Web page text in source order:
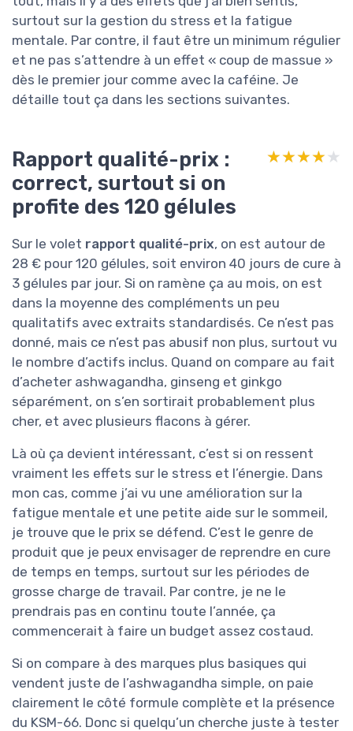
surtout sur la gestion du stress et la fatigue
mentale. Par contre, il faut être un minimum régulier
et ne pas s’attendre à un effet « coup de massue »
dès le premier jour comme avec la caféine. Je
détaille tout ça dans les sections suivantes.
Rapport qualité-prix :
correct, surtout si on
profite des 120 gélules
★★★★★
★★★★★
Sur le volet rapport qualité-prix, on est autour de
28 € pour 120 gélules, soit environ 40 jours de cure à
3 gélules par jour. Si on ramène ça au mois, on est
dans la moyenne des compléments un peu
qualitatifs avec extraits standardisés. Ce n’est pas
donné, mais ce n’est pas abusif non plus, surtout vu
le nombre d’actifs inclus. Quand on compare au fait
d’acheter ashwagandha, ginseng et ginkgo
séparément, on s’en sortirait probablement plus
cher, et avec plusieurs flacons à gérer.
Là où ça devient intéressant, c’est si on ressent
vraiment les effets sur le stress et l’énergie. Dans
mon cas, comme j’ai vu une amélioration sur la
fatigue mentale et une petite aide sur le sommeil,
je trouve que le prix se défend. C’est le genre de
produit que je peux envisager de reprendre en cure
de temps en temps, surtout sur les périodes de
grosse charge de travail. Par contre, je ne le
prendrais pas en continu toute l’année, ça
commencerait à faire un budget assez costaud.
Si on compare à des marques plus basiques qui
vendent juste de l’ashwagandha simple, on paie
clairement le côté formule complète et la présence
du KSM-66. Donc si quelqu’un cherche juste à tester